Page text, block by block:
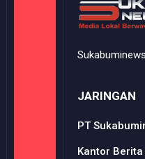
JARINGAN
PT
Kantor